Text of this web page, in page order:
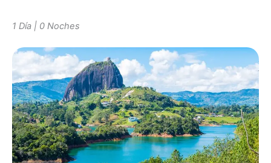
1 Día | 0 Noches